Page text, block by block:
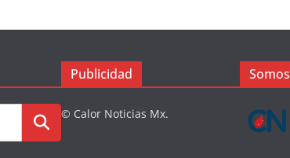
Publicidad
© Calor Noticias Mx.
Somos